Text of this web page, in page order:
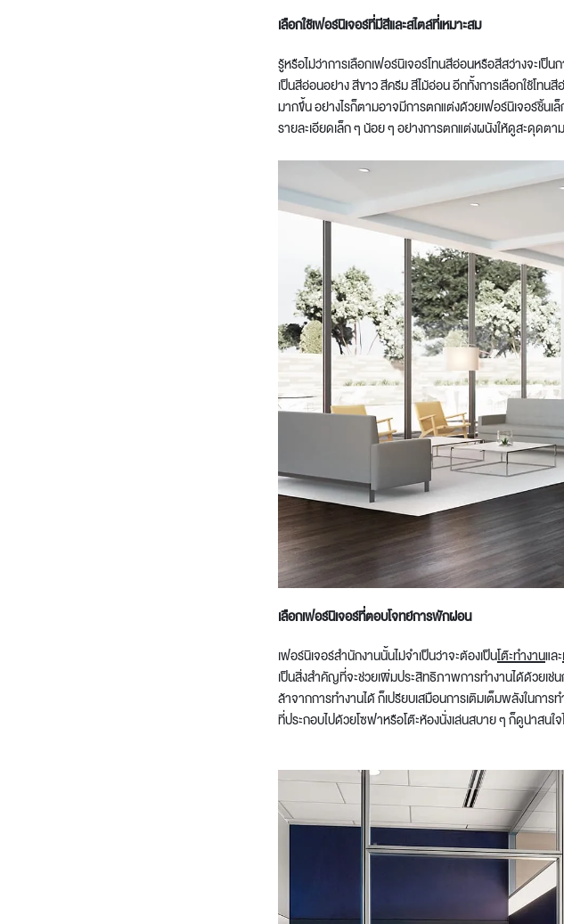
เลือกใช้เฟอร์นิเจอร์ที่มีสีและสไตล์ที่เหมาะสม
รู้หรือไม่ว่าการเลือกเฟอร์นิเจอร์โทนสีอ่อนหรือสีสว่างจะเป็
เป็นสีอ่อนอย่าง สีขาว สีครีม สีไม้อ่อนอีกทั้งการเลือกใช้โทน
มากขึ้นอย่างไรก็ตามอาจมีการตกแต่งด้วยเฟอร์นิเจอร์ชิ้น
รายละเอียดเล็ก ๆ น้อย ๆ อย่างการตกแต่งผนังให้ดูสะดุดตา
เลือกเฟอร์นิเจอร์ที่ตอบโจทย์การพักผ่อน
เฟอร์นิเจอร์สำนักงานนั้นไม่จำเป็นว่าจะต้องเป็นโต๊ะทำงานและ
เป็นสิ่งสำคัญที่จะช่วยเพิ่มประสิทธิภาพการทำงานได้ด้วยเช่
ล้าจากการทำงานได้ ก็เปรียบเสมือนการเติมเต็มพลังในการ
ที่ประกอบไปด้วยโซฟาหรือโต๊ะห้องนั่งเล่นสบาย ๆ ก็ดูน่าสนใ